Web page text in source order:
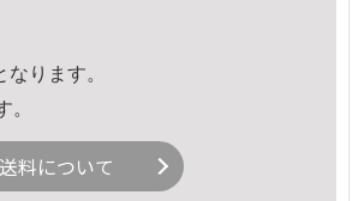
ります。
料について